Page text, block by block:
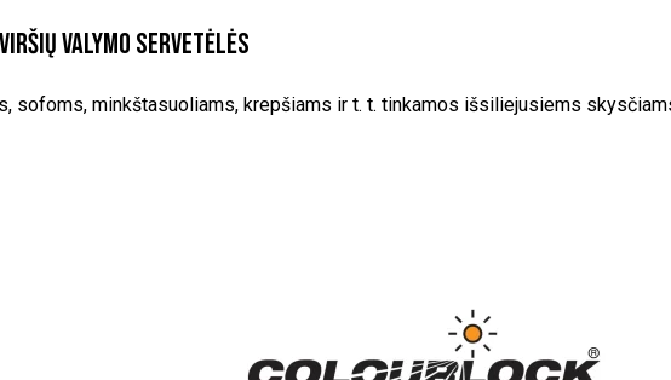
valymo servetėlės
sofoms, minkštasuoliams, krepšiams ir t. t. tinkamos išsiliejusiems